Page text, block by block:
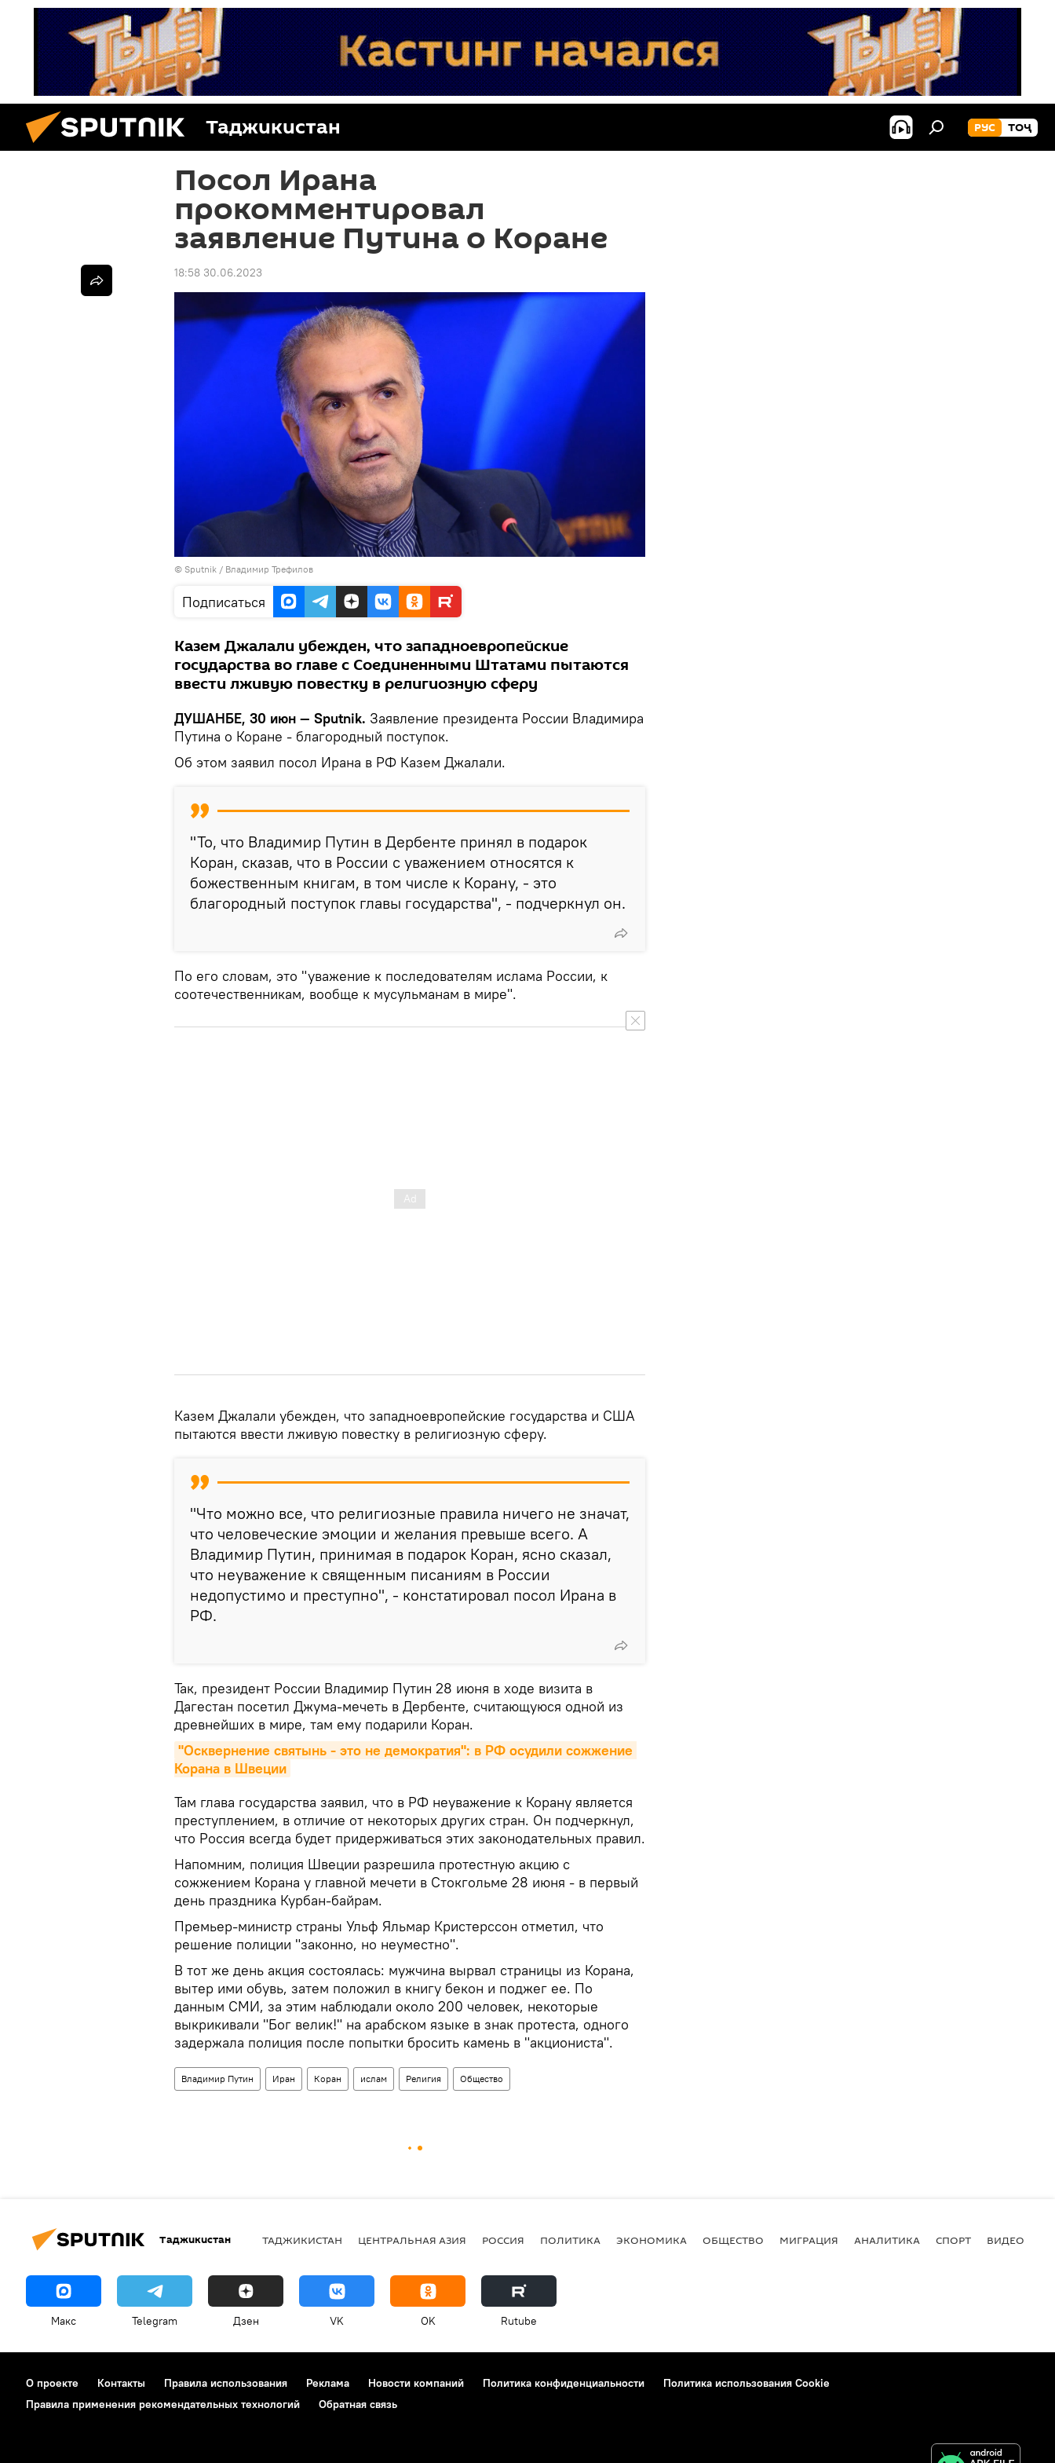
Таджикистан РУС ТОҶ
Посол Ирана
прокомментировал
заявление Путина о Коране
18:58 30.06.2023
© Sputnik / Владимир Трефилов
Подписаться
Казем Джалали убежден, что западноевропейские
государства во главе с Соединенными Штатами пытаются
ввести лживую повестку в религиозную сферу
ДУШАНБЕ, 30 июн — Sputnik. Заявление президента России Владимира
Путина о Коране - благородный поступок.
Об этом заявил посол Ирана в РФ Казем Джалали.
"То, что Владимир Путин в Дербенте принял в подарок
Коран, сказав, что в России с уважением относятся к
божественным книгам, в том числе к Корану, - это
благородный поступок главы государства", - подчеркнул он.
По его словам, это "уважение к последователям ислама России, к
соотечественникам, вообще к мусульманам в мире".
Казем Джалали убежден, что западноевропейские государства и США
пытаются ввести лживую повестку в религиозную сферу.
"Что можно все, что религиозные правила ничего не значат,
что человеческие эмоции и желания превыше всего. А
Владимир Путин, принимая в подарок Коран, ясно сказал,
что неуважение к священным писаниям в России
недопустимо и преступно", - констатировал посол Ирана в
РФ.
Так, президент России Владимир Путин 28 июня в ходе визита в
Дагестан посетил Джума-мечеть в Дербенте, считающуюся одной из
древнейших в мире, там ему подарили Коран.
"Осквернение святынь - это не демократия": в РФ осудили сожжение
Корана в Швеции
Там глава государства заявил, что в РФ неуважение к Корану является
преступлением, в отличие от некоторых других стран. Он подчеркнул,
что Россия всегда будет придерживаться этих законодательных правил.
Напомним, полиция Швеции разрешила протестную акцию с
сожжением Корана у главной мечети в Стокгольме 28 июня - в первый
день праздника Курбан-байрам.
Премьер-министр страны Ульф Яльмар Кристерссон отметил, что
решение полиции "законно, но неуместно".
В тот же день акция состоялась: мужчина вырвал страницы из Корана,
вытер ими обувь, затем положил в книгу бекон и поджег ее. По
данным СМИ, за этим наблюдали около 200 человек, некоторые
выкрикивали "Бог велик!" на арабском языке в знак протеста, одного
задержала полиция после попытки бросить камень в "акциониста".
Владимир Путин Иран Коран ислам Религия Общество
Таджикистан ТАДЖИКИСТАН ЦЕНТРАЛЬНАЯ АЗИЯ РОССИЯ ПОЛИТИКА ЭКОНОМИКА ОБЩЕСТВО МИГРАЦИЯ АНАЛИТИКА СПОРТ ВИДЕО
Макс Telegram Дзен VK OK Rutube
О проекте Контакты Правила использования Реклама Новости компаний Политика конфиденциальности
Политика использования Cookie
Правила применения рекомендательных технологий
Обратная связь